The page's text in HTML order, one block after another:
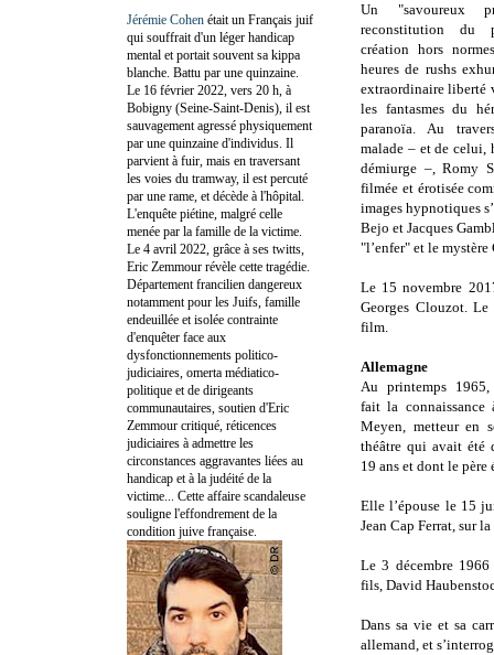
Un "savoureux
reconstitution du
création hors
heures de rushs
extraordinaire liberté
les fantasmes du
paranoïa. Au
malade – et de celui,
démiurge –, Romy
filmée et érotisée
images hypnotiques
Bejo et Jacques
"l’enfer" et le
Le 15 novembre
Georges Clouzot.
film.
Allemagne
Au printemps
fait la
Meyen, metteur en
théâtre qui avait été
19 ans et dont le
Elle l’épouse le 15
Jean Cap Ferrat, sur
Le 3 décembre
fils, David
Dans sa vie et sa
allemand, et
Jérémie Cohen était un Français juif
qui souffrait d'un léger handicap
mental et portait souvent sa kippa
blanche. Battu par une quinzaine.
Le 16 février 2022, vers 20 h, à
Bobigny (Seine-Saint-Denis), il est
sauvagement agressé physiquement
par une quinzaine d'individus. Il
parvient à fuir, mais en traversant
les voies du tramway, il est percuté
par une rame, et décède à l'hôpital.
L'enquête piétine, malgré celle
menée par la famille de la victime.
Le 4 avril 2022, grâce à ses twitts,
Eric Zemmour révèle cette tragédie.
Département francilien dangereux
notamment pour les Juifs, famille
endeuillée et isolée contrainte
d'enquêter face aux
dysfonctionnements politico-
judiciaires, omerta médiatico-
politique et de dirigeants
communautaires, soutien d'Eric
Zemmour critiqué, réticences
judiciaires à admettre les
circonstances aggravantes liées au
handicap et à la judéité de la
victime... Cette affaire scandaleuse
souligne l'effondrement de la
condition juive française.